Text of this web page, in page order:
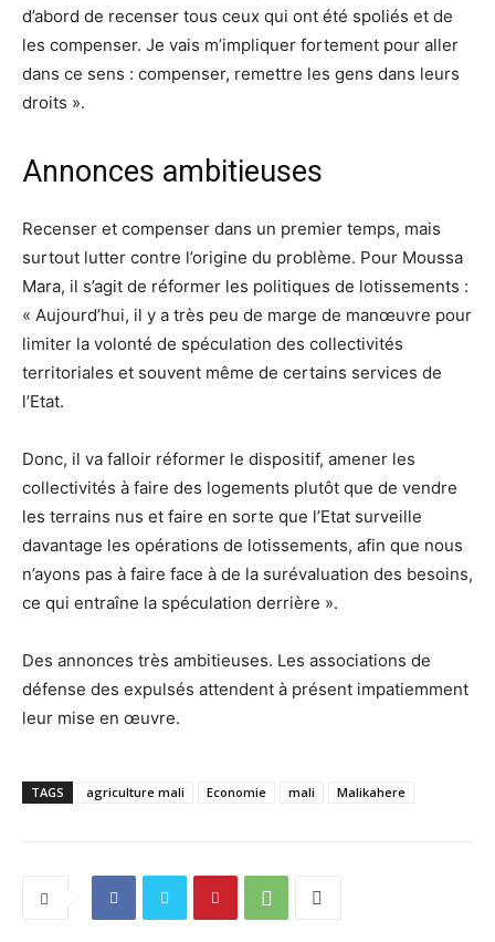
d’abord de recenser tous ceux qui ont été spoliés et de
les compenser. Je vais m’impliquer fortement pour aller
dans ce sens : compenser, remettre les gens dans leurs
droits ».
Annonces ambitieuses
Recenser et compenser dans un premier temps, mais
surtout lutter contre l’origine du problème. Pour Moussa
Mara, il s’agit de réformer les politiques de lotissements :
« Aujourd’hui, il y a très peu de marge de manœuvre pour
limiter la volonté de spéculation des collectivités
territoriales et souvent même de certains services de
l’Etat.
Donc, il va falloir réformer le dispositif, amener les
collectivités à faire des logements plutôt que de vendre
les terrains nus et faire en sorte que l’Etat surveille
davantage les opérations de lotissements, afin que nous
n’ayons pas à faire face à de la surévaluation des besoins,
ce qui entraîne la spéculation derrière ».
Des annonces très ambitieuses. Les associations de
défense des expulsés attendent à présent impatiemment
leur mise en œuvre.
TAGS agriculture mali Economie mali Malikahere